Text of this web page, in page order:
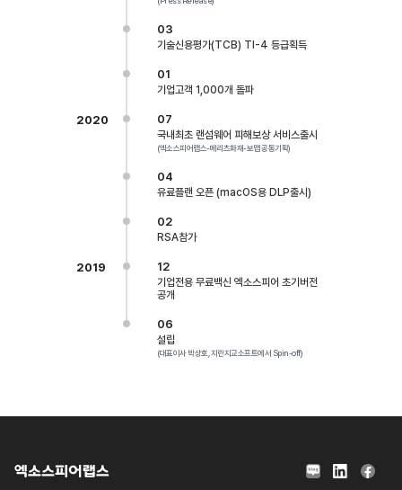
03
기술신용평가(TCB) TI-4 등급획득
01
기업고객 1,000개 돌파
2020 07
국내최초 랜섬웨어 피해보상 서비스출시
(엑소스피어랩스-메리츠화재-보맵 공동기획)
04
유료플랜 오픈 (macOS용 DLP출시)
02
RSA참가
2019 12
기업전용 무료백신 엑소스피어 초기버전
공개
06
설립
(대표이사 박상호, 지란지교소프트에서 Spin-off)